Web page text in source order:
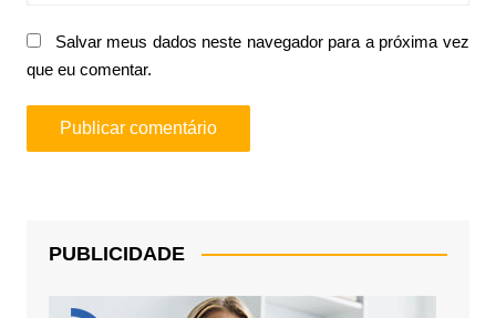
Salvar meus dados neste navegador para a próxima vez
que eu comentar.
PUBLICIDADE